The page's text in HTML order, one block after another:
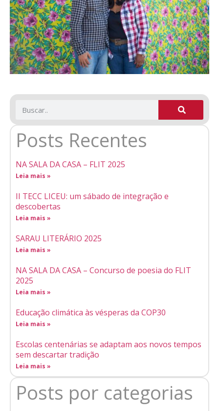
Posts Recentes
NA SALA DA CASA – FLIT 2025
Leia mais »
II TECC LICEU: um sábado de integração e
descobertas
Leia mais »
SARAU LITERÁRIO 2025
Leia mais »
NA SALA DA CASA – Concurso de poesia do FLIT
2025
Leia mais »
Educação climática às vésperas da COP30
Leia mais »
Escolas centenárias se adaptam aos novos tempos
sem descartar tradição
Leia mais »
Posts por categorias